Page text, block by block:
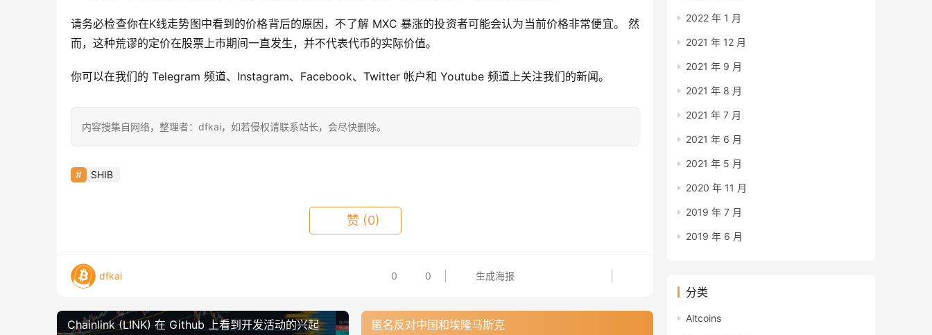
请务必检查你在K线走势图中看到的价格背后的原因，不了解 MXC 暴涨的投资者可能会认为当前价格非常便宜。 然
而，这种荒谬的定价在股票上市期间一直发生，并不代表代币的实际价值。
你可以在我们的 Telegram 频道、Instagram、Facebook、Twitter 帐户和 Youtube 频道上关注我们的新闻。
内容搜集自网络，整理者：dfkai，如若侵权请联系站长，会尽快删除。
SHIB
赞 (0)
dfkai 0 0 生成海报
Chainlink (LINK) 在 Github 上看到开发活动的兴起 匿名反对中国和埃隆马斯克
2022 年 1 月
2021 年 12 月
2021 年 9 月
2021 年 8 月
2021 年 7 月
2021 年 6 月
2021 年 5 月
2020 年 11 月
2019 年 7 月
2019 年 6 月
分类
Altcoins